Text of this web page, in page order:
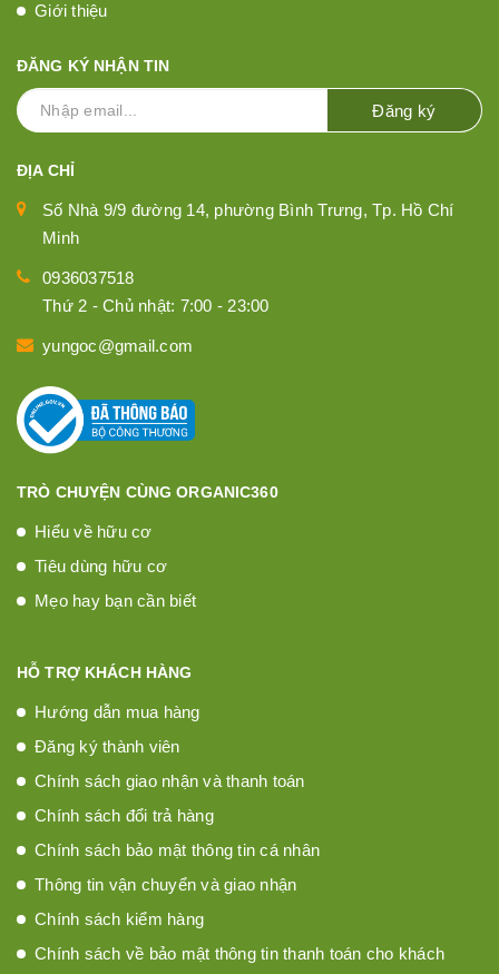
Giới thiệu
ĐĂNG KÝ NHẬN TIN
Đăng ký
ĐỊA CHỈ
Số Nhà 9/9 đường 14, phường Bình Trưng, Tp. Hồ Chí
Minh
0936037518
Thứ 2 - Chủ nhật: 7:00 - 23:00
yungoc@gmail.com
TRÒ CHUYỆN CÙNG ORGANIC360
Hiểu về hữu cơ
Tiêu dùng hữu cơ
Mẹo hay bạn cần biết
HỖ TRỢ KHÁCH HÀNG
Hướng dẫn mua hàng
Đăng ký thành viên
Chính sách giao nhận và thanh toán
Chính sách đổi trả hàng
Chính sách bảo mật thông tin cá nhân
Thông tin vận chuyển và giao nhận
Chính sách kiểm hàng
Chính sách về bảo mật thông tin thanh toán cho khách